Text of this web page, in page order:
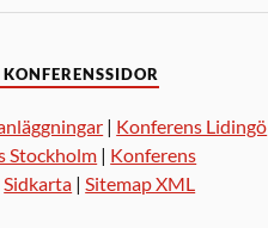
| Konferens Lidingö
Stockholm | Konferens
Sidkarta |Sitemap XML